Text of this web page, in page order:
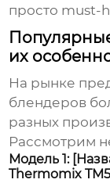
просто must-
их
На рынке
блендеров
разных
Рассмотрим
Модель 1:
Thermomix